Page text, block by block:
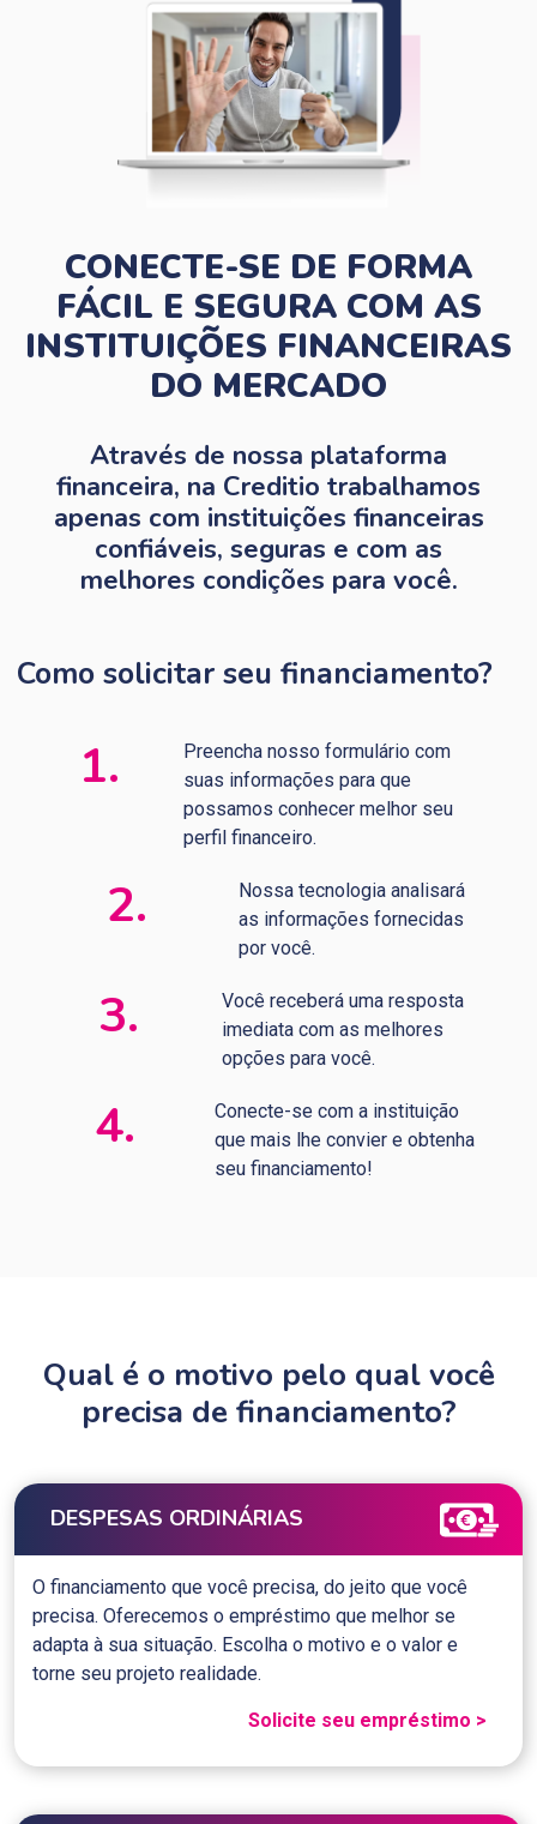
CONECTE-SE DE FORMA
FÁCIL E SEGURA COM AS
INSTITUIÇÕES FINANCEIRAS
DO MERCADO
Através de nossa plataforma
financeira, na Creditio trabalhamos
apenas com instituições financeiras
confiáveis, seguras e com as
melhores condições para você.
Como solicitar seu financiamento?
1.
Preencha nosso formulário com
suas informações para que
possamos conhecer melhor seu
perfil financeiro.
2.
Nossa tecnologia analisará
as informações fornecidas
por você.
3.
Você receberá uma resposta
imediata com as melhores
opções para você.
4.
Conecte-se com a instituição
que mais lhe convier e obtenha
seu financiamento!
Qual é o motivo pelo qual você
precisa de financiamento?
DESPESAS ORDINÁRIAS
O financiamento que você precisa, do jeito que você
precisa. Oferecemos o empréstimo que melhor se
adapta à sua situação. Escolha o motivo e o valor e
torne seu projeto realidade.
Solicite seu empréstimo >